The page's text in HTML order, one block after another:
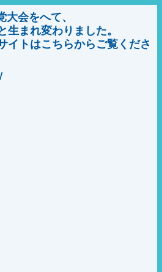
会をへて、
まれ変わりました。
イトはこちらからご覧くださ